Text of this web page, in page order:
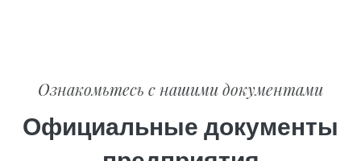
Ознакомьтесь с нашими документами
Официальные документы